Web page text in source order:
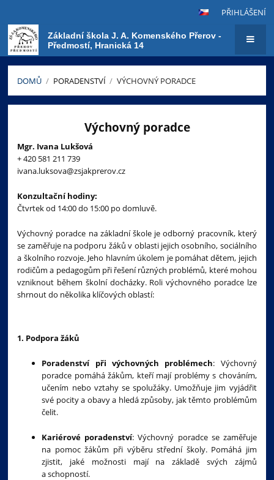
PŘIHLÁŠENÍ
Základní škola J. A. Komenského Přerov -
Předmostí, Hranická 14
DOMŮ / PORADENSTVÍ / VÝCHOVNÝ PORADCE
Výchovný poradce
Mgr. Ivana Lukšová
+ 420 581 211 739
ivana.luksova@zsjakprerov.cz
Konzultační hodiny:
Čtvrtek od 14:00 do 15:00 po domluvě.
Výchovný poradce na základní škole je odborný pracovník, který
se zaměřuje na podporu žáků v oblasti jejich osobního, sociálního
a školního rozvoje. Jeho hlavním úkolem je pomáhat dětem, jejich
rodičům a pedagogům při řešení různých problémů, které mohou
vzniknout během školní docházky. Roli výchovného poradce lze
shrnout do několika klíčových oblastí:
1. Podpora žáků
Poradenství při výchovných problémech: Výchovný
poradce pomáhá žákům, kteří mají problémy s chováním,
učením nebo vztahy se spolužáky. Umožňuje jim vyjádřit
své pocity a obavy a hledá způsoby, jak těmto problémům
čelit.
Kariérové poradenství: Výchovný poradce se zaměřuje
na pomoc žákům při výběru střední školy. Pomáhá jim
zjistit, jaké možnosti mají na základě svých zájmů
a schopností.